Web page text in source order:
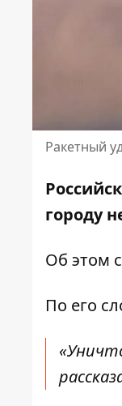
Ракетный
городу
Об этом
По его